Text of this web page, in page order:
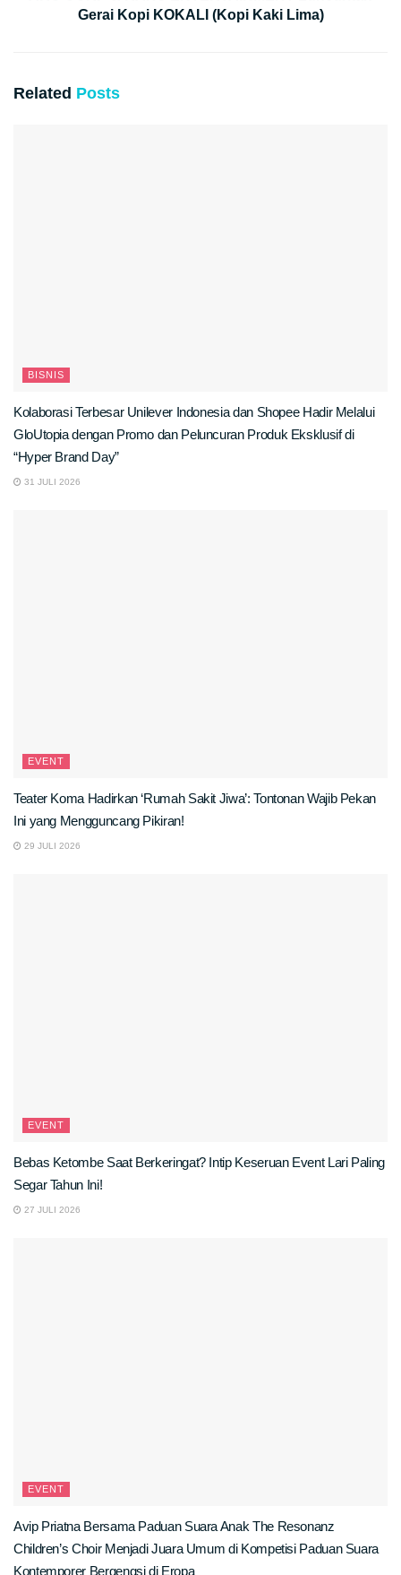
Gerai Kopi KOKALI (Kopi Kaki Lima)
Related Posts
BISNIS
Kolaborasi Terbesar Unilever Indonesia dan Shopee Hadir Melalui
GloUtopia dengan Promo dan Peluncuran Produk Eksklusif di
“Hyper Brand Day”
31 JULI 2026
EVENT
Teater Koma Hadirkan ‘Rumah Sakit Jiwa’: Tontonan Wajib Pekan
Ini yang Mengguncang Pikiran!
29 JULI 2026
EVENT
Bebas Ketombe Saat Berkeringat? Intip Keseruan Event Lari Paling
Segar Tahun Ini!
27 JULI 2026
EVENT
Avip Priatna Bersama Paduan Suara Anak The Resonanz
Children’s Choir Menjadi Juara Umum di Kompetisi Paduan Suara
Kontemporer Bergengsi di Eropa